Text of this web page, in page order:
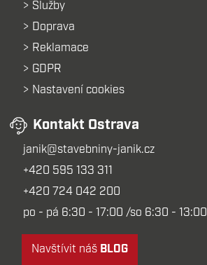
Služby
Doprava
Reklamace
GDPR
Nastavení cookies
Kontakt Ostrava
janik@stavebniny-janik.cz
+420 595 133 311
+420 724 042 200
po - pá 6:30 - 17:00 /so 6:30 - 13:00
Navštívit náš BLOG